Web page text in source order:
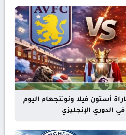
أستون فيلا ونوتنجهام اليوم
الدوري الإنجليزي